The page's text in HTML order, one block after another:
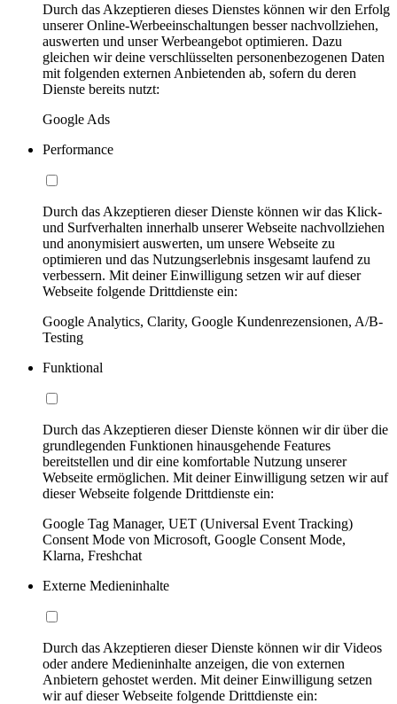
Durch das Akzeptieren dieses Dienstes können wir den Erfolg
unserer Online-Werbeeinschaltungen besser nachvollziehen,
auswerten und unser Werbeangebot optimieren. Dazu
gleichen wir deine verschlüsselten personenbezogenen Daten
mit folgenden externen Anbietenden ab, sofern du deren
Dienste bereits nutzt:
Google Ads
Performance
Durch das Akzeptieren dieser Dienste können wir das Klick-
und Surfverhalten innerhalb unserer Webseite nachvollziehen
und anonymisiert auswerten, um unsere Webseite zu
optimieren und das Nutzungserlebnis insgesamt laufend zu
verbessern. Mit deiner Einwilligung setzen wir auf dieser
Webseite folgende Drittdienste ein:
Google Analytics, Clarity, Google Kundenrezensionen, A/B-
Testing
Funktional
Durch das Akzeptieren dieser Dienste können wir dir über die
grundlegenden Funktionen hinausgehende Features
bereitstellen und dir eine komfortable Nutzung unserer
Webseite ermöglichen. Mit deiner Einwilligung setzen wir auf
dieser Webseite folgende Drittdienste ein:
Google Tag Manager, UET (Universal Event Tracking)
Consent Mode von Microsoft, Google Consent Mode,
Klarna, Freshchat
Externe Medieninhalte
Durch das Akzeptieren dieser Dienste können wir dir Videos
oder andere Medieninhalte anzeigen, die von externen
Anbietern gehostet werden. Mit deiner Einwilligung setzen
wir auf dieser Webseite folgende Drittdienste ein: